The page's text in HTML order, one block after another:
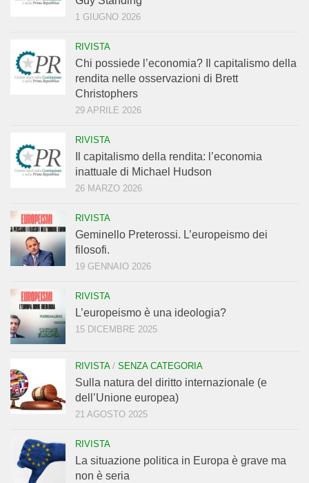
1 GIUGNO 2026
RIVISTA
Chi possiede l’economia? Il capitalismo della
rendita nelle osservazioni di Brett
Christophers
29 APRILE 2026
RIVISTA
Il capitalismo della rendita: l’economia
inattuale di Michael Hudson
26 MARZO 2026
RIVISTA
Geminello Preterossi. L’europeismo dei
filosofi.
19 GENNAIO 2026
RIVISTA
L’europeismo è una ideologia?
15 DICEMBRE 2025
RIVISTA/ SENZA CATEGORIA
Sulla natura del diritto internazionale (e
dell’Unione europea)
21 AGOSTO 2025
RIVISTA
La situazione politica in Europa è grave ma
non è seria